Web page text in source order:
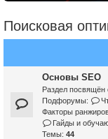
Поисковая
Основы SEO
Раздел посвящён
Подфорумы:
Факторы
Гайды и
Темы: 44